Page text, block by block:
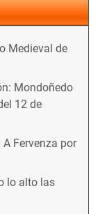
Medieval de
Mondoñedo
12 de
Fervenza por
lo alto las